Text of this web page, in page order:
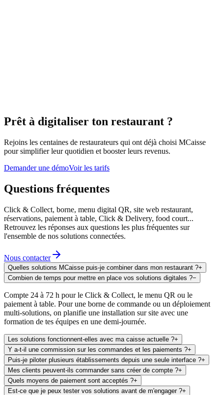
Prêt à digitaliser ton restaurant ?
Rejoins les centaines de restaurateurs qui ont déjà choisi MCaisse
pour simplifier leur quotidien et booster leurs revenus.
Demander une démoVoir les tarifs
Questions fréquentes
Click & Collect, borne, menu digital QR, site web restaurant,
réservations, paiement à table, Click & Delivery, food court...
Retrouvez les réponses aux questions les plus fréquentes sur
l'ensemble de nos solutions connectées.
Nous contacter
Quelles solutions MCaisse puis-je combiner dans mon restaurant ?+
Combien de temps pour mettre en place vos solutions digitales ?−
Compte 24 à 72 h pour le Click & Collect, le menu QR ou le
paiement à table. Pour une borne de commande ou un déploiement
multi-solutions, on planifie une installation sur site avec une
formation de tes équipes en une demi-journée.
Les solutions fonctionnent-elles avec ma caisse actuelle ?+
Y a-t-il une commission sur les commandes et les paiements ?+
Puis-je piloter plusieurs établissements depuis une seule interface ?+
Mes clients peuvent-ils commander sans créer de compte ?+
Quels moyens de paiement sont acceptés ?+
Est-ce que je peux tester vos solutions avant de m'engager ?+